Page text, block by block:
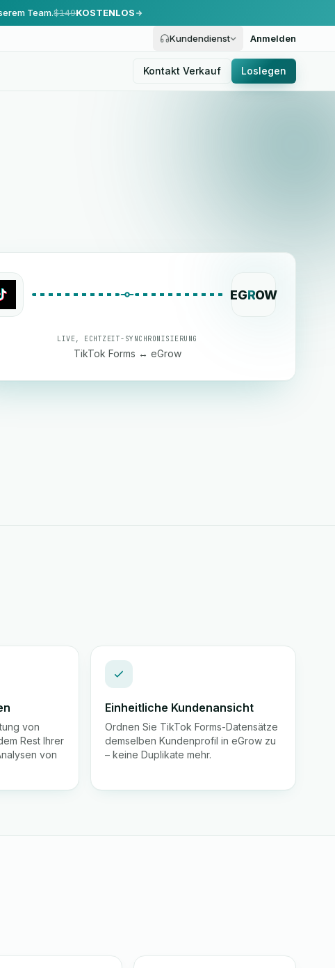
Team.$149KOSTENLOS
Kundendienst Anmelden
Kontakt Verkauf Loslegen
EGROW
LIVE, ECHTZEIT-SYNCHRONISIERUNG
TikTok Forms ↔ eGrow
von
Rest Ihrer
von
Einheitliche Kundenansicht
Ordnen Sie TikTok Forms-Datensätze
demselben Kundenprofil in eGrow zu
– keine Duplikate mehr.